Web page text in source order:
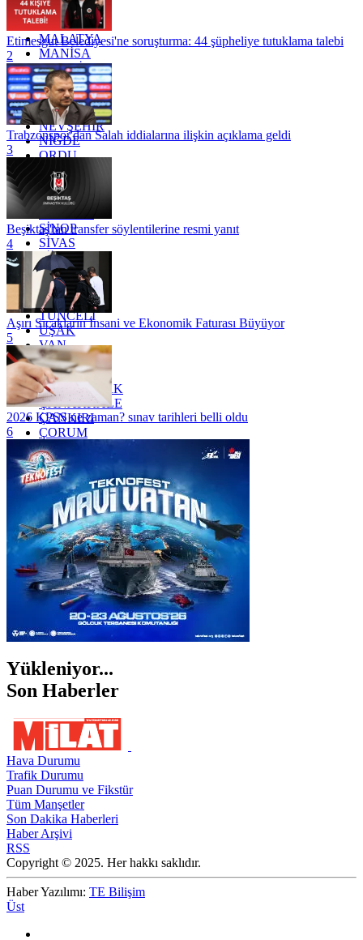
KÜTAHYA
KİLİS
MALATYA
MANİSA
MARDİN
MERSİN
MUĞLA
MUŞ
NEVŞEHİR
NİĞDE
ORDU
OSMANİYE
RİZE
SAKARYA
SİNOP
SİVAS
SİİRT
TEKİRDAĞ
TOKAT
TRABZON
TUNCELİ
UŞAK
VAN
YALOVA
YOZGAT
ZONGULDAK
ÇANAKKALE
ÇANKIRI
ÇORUM
İSTANBUL
İZMİR
ŞANLIURFA
ŞIRNAK
Etimesgut Belediyesi'ne soruşturma: 44 şüpheliye tutuklama talebi
2
Trabzonspor'dan Salah iddialarına ilişkin açıklama geldi
3
Beşiktaş'tan transfer söylentilerine resmi yanıt
4
Aşırı Sıcakların İnsani ve Ekonomik Faturası Büyüyor
5
2026 KPSS ne zaman? sınav tarihleri belli oldu
6
Yükleniyor...
Son Haberler
Hava Durumu
Trafik Durumu
Puan Durumu ve Fikstür
Tüm Manşetler
Son Dakika Haberleri
Haber Arşivi
RSS
Copyright © 2025. Her hakkı saklıdır.
Haber Yazılımı: TE Bilişim
Üst